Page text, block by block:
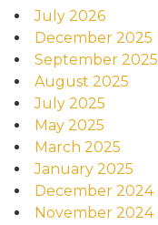
July 2026
December 2025
September 2025
August 2025
July 2025
May 2025
March 2025
January 2025
December 2024
November 2024